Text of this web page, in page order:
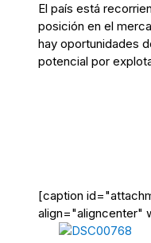
El país está
posición en el
hay oportunidades
potencial por
[caption
align="aligncenter"